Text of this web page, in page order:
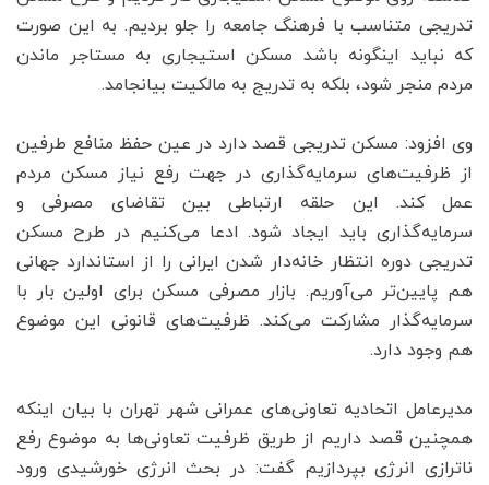
تدریجی متناسب با فرهنگ جامعه را جلو بردیم. به این صورت
که نباید اینگونه باشد مسکن استیجاری به مستاجر ماندن
مردم منجر شود، بلکه به تدریج به مالکیت بیانجامد.
وی افزود: مسکن تدریجی قصد دارد در عین حفظ منافع طرفین
از ظرفیت‌های سرمایه‌گذاری در جهت رفع نیاز مسکن مردم
عمل کند. این حلقه ارتباطی بین تقاضای مصرفی و
سرمایه‌گذاری باید ایجاد شود. ادعا می‌کنیم در طرح مسکن
تدریجی دوره انتظار خانه‌دار شدن ایرانی را از استاندارد جهانی
هم پایین‌تر می‌آوریم. بازار مصرفی مسکن برای اولین بار با
سرمایه‌گذار مشارکت می‌کند. ظرفیت‌های قانونی این موضوع
هم وجود دارد.
مدیرعامل اتحادیه تعاونی‌های عمرانی شهر تهران با بیان اینکه
همچنین قصد داریم از طریق ظرفیت تعاونی‌ها به موضوع رفع
ناترازی انرژی بپردازیم گفت: در بحث انرژی خورشیدی ورود